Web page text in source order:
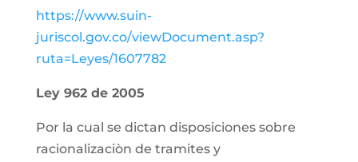
https://www.suin-
juriscol.gov.co/viewDocument.asp?
ruta=Leyes/1607782
Ley 962 de 2005
Por la cual se dictan disposiciones sobre
racionalizaciòn de tramites y